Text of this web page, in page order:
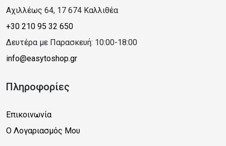
Αχιλλέως 64, 17 674 Καλλιθέα
+30 210 95 32 650
Δευτέρα με Παρασκευή: 10:00-18:00
info@easytoshop.gr
Πληροφορίες
Επικοινωνία
Ο Λογαριασμός Μου